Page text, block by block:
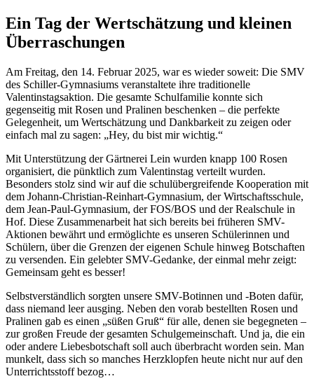
Ein Tag der Wertschätzung und kleinen
Überraschungen
Am Freitag, den 14. Februar 2025, war es wieder soweit: Die SMV
des Schiller-Gymnasiums veranstaltete ihre traditionelle
Valentinstagsaktion. Die gesamte Schulfamilie konnte sich
gegenseitig mit Rosen und Pralinen beschenken – die perfekte
Gelegenheit, um Wertschätzung und Dankbarkeit zu zeigen oder
einfach mal zu sagen: „Hey, du bist mir wichtig.“
Mit Unterstützung der Gärtnerei Lein wurden knapp 100 Rosen
organisiert, die pünktlich zum Valentinstag verteilt wurden.
Besonders stolz sind wir auf die schulübergreifende Kooperation mit
dem Johann-Christian-Reinhart-Gymnasium, der Wirtschaftsschule,
dem Jean-Paul-Gymnasium, der FOS/BOS und der Realschule in
Hof. Diese Zusammenarbeit hat sich bereits bei früheren SMV-
Aktionen bewährt und ermöglichte es unseren Schülerinnen und
Schülern, über die Grenzen der eigenen Schule hinweg Botschaften
zu versenden. Ein gelebter SMV-Gedanke, der einmal mehr zeigt:
Gemeinsam geht es besser!
Selbstverständlich sorgten unsere SMV-Botinnen und -Boten dafür,
dass niemand leer ausging. Neben den vorab bestellten Rosen und
Pralinen gab es einen „süßen Gruß“ für alle, denen sie begegneten –
zur großen Freude der gesamten Schulgemeinschaft. Und ja, die ein
oder andere Liebesbotschaft soll auch überbracht worden sein. Man
munkelt, dass sich so manches Herzklopfen heute nicht nur auf den
Unterrichtsstoff bezog…